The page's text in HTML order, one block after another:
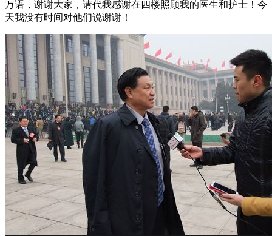
万语，谢谢大家，请代我感谢在四楼照顾我的医生和护士！今
天我没有时间对他们说谢谢！